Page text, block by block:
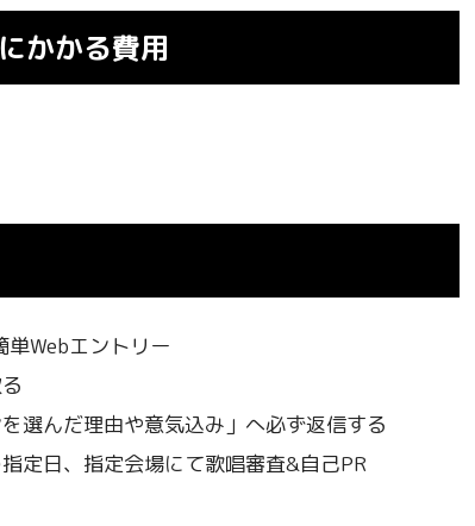
かかる費用
Webエントリー
選んだ理由や意気込み」へ必ず返信する
定日、指定会場にて歌唱審査&自己PR